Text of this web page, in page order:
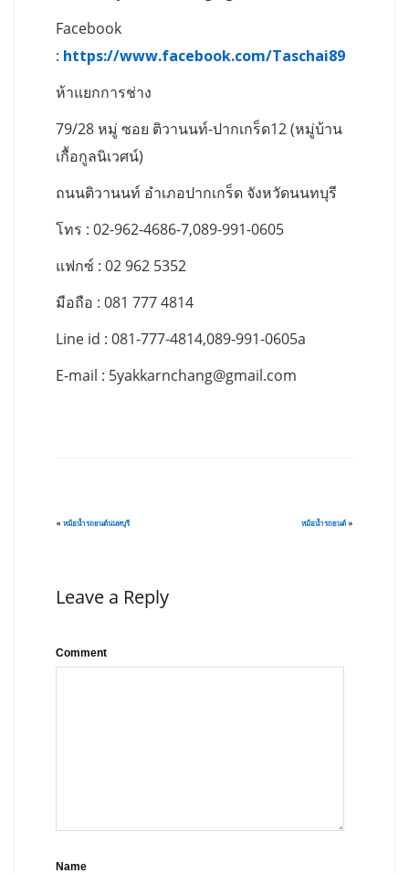
Facebook
: https://www.facebook.com/Taschai89
ห้าแยกการช่าง
79/28 หมู่ ซอย ติวานนท์-ปากเกร็ด12 (หมู่บ้าน
เกื้อกูลนิเวศน์)
ถนนติวานนท์ อำเภอปากเกร็ด จังหวัดนนทบุรี
โทร : 02-962-4686-7,089-991-0605
แฟกซ์ : 02 962 5352
มือถือ : 081 777 4814
Line id : 081-777-4814,089-991-0605a
E-mail : 5yakkarnchang@gmail.com
« หม้อน้ำรถยนต์นนทบุรี หม้อน้ำรถยนต์ »
Leave a Reply
Comment
Name